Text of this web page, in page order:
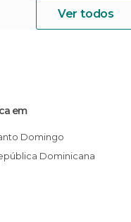
Ver todos
em
Domingo
Dominicana